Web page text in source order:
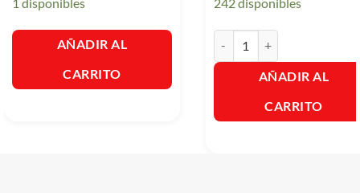
AÑADIR AL
CARRITO AÑADIR AL
CARRITO